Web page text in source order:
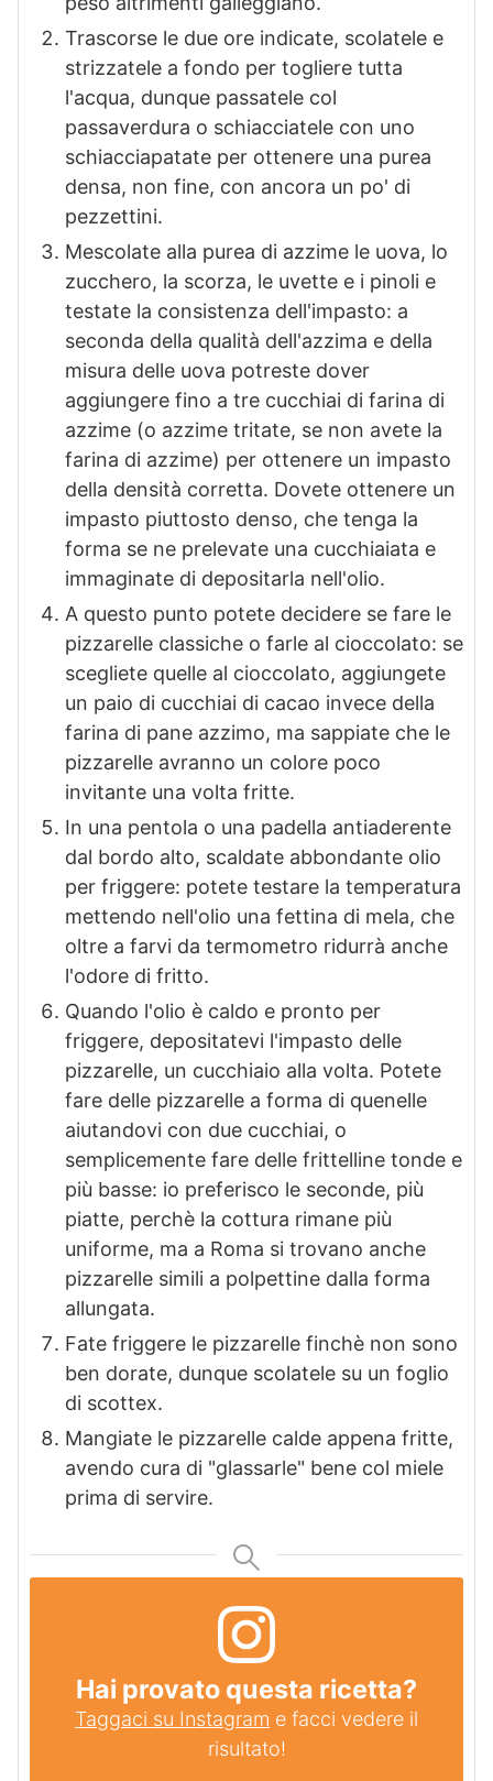
Trascorse le due ore indicate, scolatele e
strizzatele a fondo per togliere tutta
l'acqua, dunque passatele col
passaverdura o schiacciatele con uno
schiacciapatate per ottenere una purea
densa, non fine, con ancora un po' di
pezzettini.
Mescolate alla purea di azzime le uova, lo
zucchero, la scorza, le uvette e i pinoli e
testate la consistenza dell'impasto: a
seconda della qualità dell'azzima e della
misura delle uova potreste dover
aggiungere fino a tre cucchiai di farina di
azzime (o azzime tritate, se non avete la
farina di azzime) per ottenere un impasto
della densità corretta. Dovete ottenere un
impasto piuttosto denso, che tenga la
forma se ne prelevate una cucchiaiata e
immaginate di depositarla nell'olio.
A questo punto potete decidere se fare le
pizzarelle classiche o farle al cioccolato: se
scegliete quelle al cioccolato, aggiungete
un paio di cucchiai di cacao invece della
farina di pane azzimo, ma sappiate che le
pizzarelle avranno un colore poco
invitante una volta fritte.
In una pentola o una padella antiaderente
dal bordo alto, scaldate abbondante olio
per friggere: potete testare la temperatura
mettendo nell'olio una fettina di mela, che
oltre a farvi da termometro ridurrà anche
l'odore di fritto.
Quando l'olio è caldo e pronto per
friggere, depositatevi l'impasto delle
pizzarelle, un cucchiaio alla volta. Potete
fare delle pizzarelle a forma di quenelle
aiutandovi con due cucchiai, o
semplicemente fare delle frittelline tonde e
più basse: io preferisco le seconde, più
piatte, perchè la cottura rimane più
uniforme, ma a Roma si trovano anche
pizzarelle simili a polpettine dalla forma
allungata.
Fate friggere le pizzarelle finchè non sono
ben dorate, dunque scolatele su un foglio
di scottex.
Mangiate le pizzarelle calde appena fritte,
avendo cura di "glassarle" bene col miele
prima di servire.
Hai provato questa ricetta?
Taggaci su Instagram e facci vedere il
risultato!